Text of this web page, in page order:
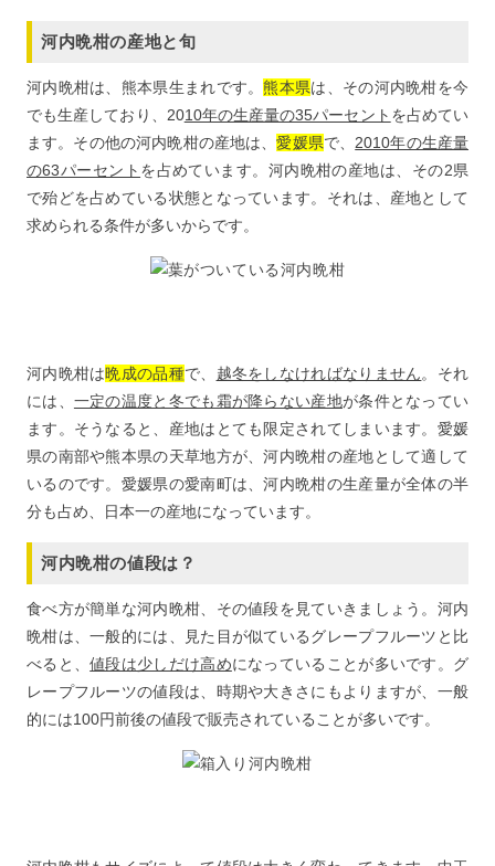
河内晩柑の産地と旬
河内晩柑は、熊本県生まれです。熊本県は、その河内晩柑を今
でも生産しており、2010年の生産量の35パーセント を占めてい
ます。その他の河内晩柑の産地は、愛媛県で、 2010年の生産量
の63パーセント を占めています。河内晩柑の産地は、その2県
で殆どを占めている状態となっています。それは、産地として
求められる条件が多いからです。
河内晩柑は晩成の品種で、 越冬をしなければなりません。それ
には、 一定の温度と冬でも霜が降らない産地が条件となってい
ます。そうなると、産地はとても限定されてしまいます。愛媛
県の南部や熊本県の天草地方が、河内晩柑の産地として適して
いるのです。愛媛県の愛南町は、河内晩柑の生産量が全体の半
分も占め、日本一の産地になっています。
河内晩柑の値段は？
食べ方が簡単な河内晩柑、その値段を見ていきましょう。河内
晩柑は、一般的には、見た目が似ているグレープフルーツと比
べると、値段は少しだけ高めになっていることが多いです。グ
レープフルーツの値段は、時期や大きさにもよりますが、一般
的には100円前後の値段で販売されていることが多いです。